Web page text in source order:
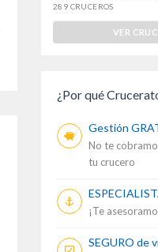
289 CRUCEROS
VER
¿Por qué
Gestión
No te
tu crucero
¡Te
SEGURO de